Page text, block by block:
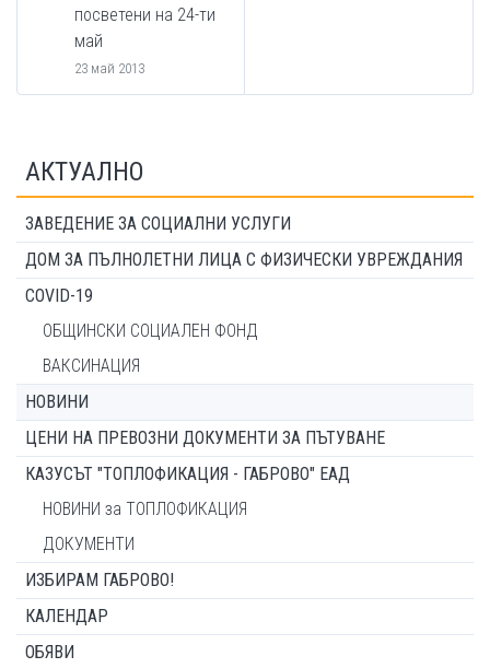
посветени на 24-ти
май
23 май 2013
АКТУАЛНО
ЗАВЕДЕНИЕ ЗА СОЦИАЛНИ УСЛУГИ
ДОМ ЗА ПЪЛНОЛЕТНИ ЛИЦА С ФИЗИЧЕСКИ УВРЕЖДАНИЯ
COVID-19
ОБЩИНСКИ СОЦИАЛЕН ФОНД
ВАКСИНАЦИЯ
НОВИНИ
ЦЕНИ НА ПРЕВОЗНИ ДОКУМЕНТИ ЗА ПЪТУВАНЕ
КАЗУСЪТ "ТОПЛОФИКАЦИЯ - ГАБРОВО" ЕАД
НОВИНИ за ТОПЛОФИКАЦИЯ
ДОКУМЕНТИ
ИЗБИРАМ ГАБРОВО!
КАЛЕНДАР
ОБЯВИ